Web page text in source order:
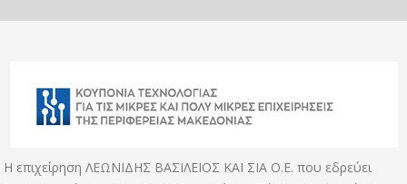
Η επιχείρηση ΛΕΩΝΙΔΗΣ ΒΑΣΙΛΕΙΟΣ ΚΑΙ ΣΙΑ Ο.Ε. που εδρεύει